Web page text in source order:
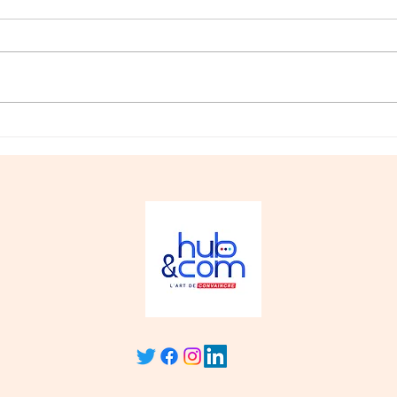
que l'art de convaincre
d'imposer ! "
pas